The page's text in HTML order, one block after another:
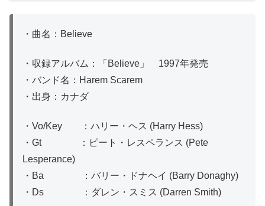
・曲名：Believe
・収録アルバム：「Believe」 1997年発売
・バンド名：Harem Scarem
・出身：カナダ
・Vo/Key ：ハリー・ヘス (Harry Hess)
・Gt ：ピート・レスペランス (Pete
Lesperance)
・Ba ：バリー・ドナヘイ (Barry Donaghy)
・Ds ：ダレン・スミス (Darren Smith)